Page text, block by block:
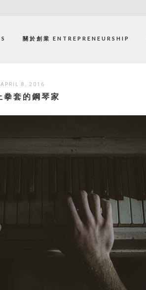
關於創業 ENTREPRENEURSHIP
APRIL 8, 2016
拳套的鋼琴家